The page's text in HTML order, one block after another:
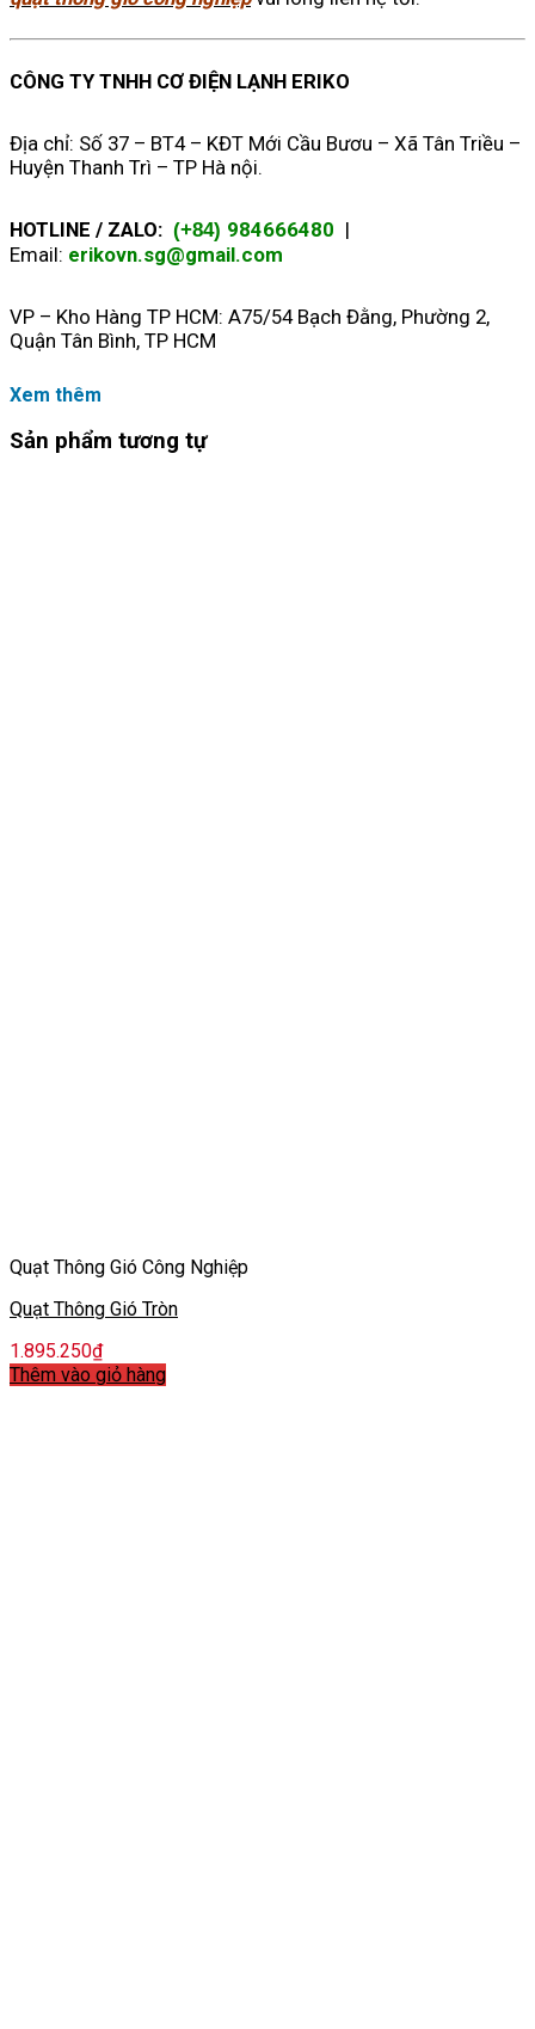
CÔNG TY TNHH CƠ ĐIỆN LẠNH ERIKO
Địa chỉ: Số 37 – BT4 – KĐT Mới Cầu Bươu – Xã Tân Triều –
Huyện Thanh Trì – TP Hà nội.
HOTLINE / ZALO: (+84) 984666480 |
Email: erikovn.sg@gmail.com
VP – Kho Hàng TP HCM: A75/54 Bạch Đằng, Phường 2,
Quận Tân Bình, TP HCM
Xem thêm
Sản phẩm tương tự
Quạt Thông Gió Công Nghiệp
Quạt Thông Gió Tròn
1.895.250₫
Thêm vào giỏ hàng